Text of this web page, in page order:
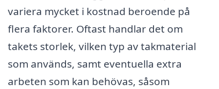
variera mycket i kostnad beroende på
flera faktorer. Oftast handlar det om
takets storlek, vilken typ av takmaterial
som används, samt eventuella extra
arbeten som kan behövas, såsom